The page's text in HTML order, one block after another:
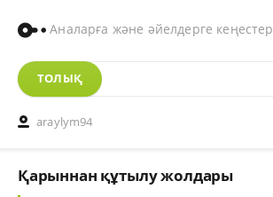
Аналарға және әйелдерге кеңестер
ТОЛЫҚ
araylym94
Қарыннан құтылу жолдары